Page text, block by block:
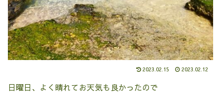
2023.02.15 2023.02.12
日曜日、よく晴れてお天気も良かったので